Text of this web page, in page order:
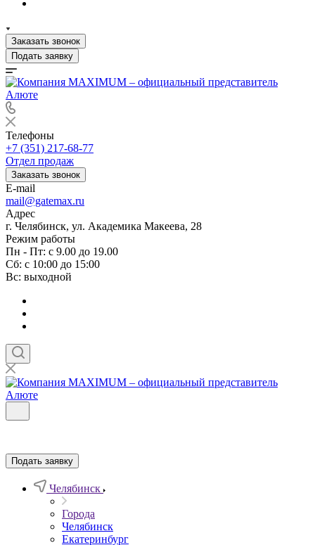
Заказать звонок
Подать заявку
Телефоны
+7 (351) 217-68-77
Отдел продаж
Заказать звонок
E-mail
mail@gatemax.ru
Адрес
г. Челябинск, ул. Академика Макеева, 28
Режим работы
Пн - Пт: с 9.00 до 19.00
Сб: с 10:00 до 15:00
Вс: выходной
Подать заявку
Челябинск
Города
Челябинск
Екатеринбург